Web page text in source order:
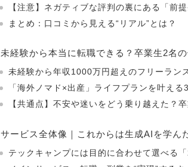
【注意】ネガティブな評判の裏にある「前
まとめ：口コミから見える“リアル”とは？
未経験から本当に転職できる？卒業生2名
未経験から年収1000万円超えのフリーラン
「海外ノマド×出産」ライフプランを叶える
【共通点】不安や迷いをどう乗り越えた？
サービス全体像｜これからは生成AIを学ん
テックキャンプには目的に合わせて選べる